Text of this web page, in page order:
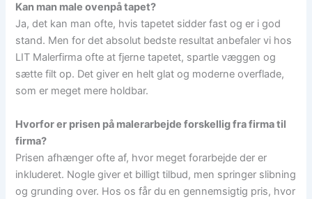
Kan man male ovenpå tapet?
Ja, det kan man ofte, hvis tapetet sidder fast og er i god
stand. Men for det absolut bedste resultat anbefaler vi hos
LIT Malerfirma ofte at fjerne tapetet, spartle væggen og
sætte filt op. Det giver en helt glat og moderne overflade,
som er meget mere holdbar.
Hvorfor er prisen på malerarbejde forskellig fra firma til
firma?
Prisen afhænger ofte af, hvor meget forarbejde der er
inkluderet. Nogle giver et billigt tilbud, men springer slibning
og grunding over. Hos os får du en gennemsigtig pris, hvor